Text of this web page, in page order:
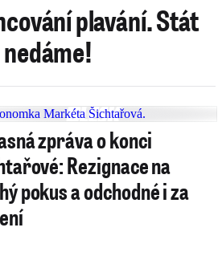
plavání. Stát
zpráva o konci
Rezignace na
pokus a odchodné i za